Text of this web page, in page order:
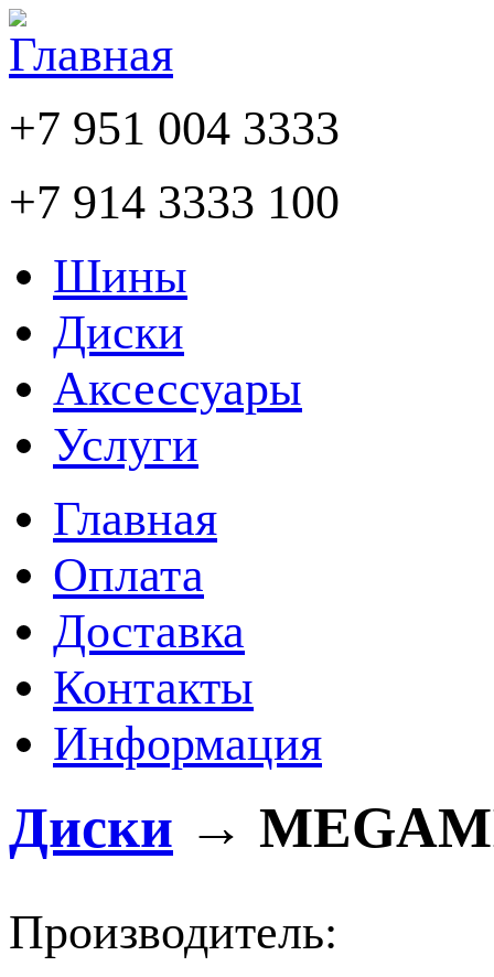
+7 951 004 3333
+7 914 3333 100
Шины
Диски
Аксессуары
Услуги
Главная
Оплата
Доставка
Контакты
Информация
Диски →
Производитель: